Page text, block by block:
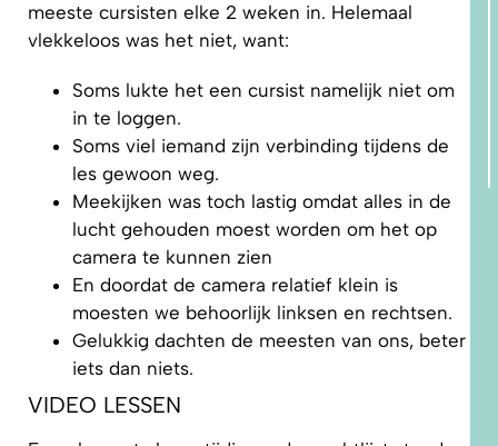
meeste cursisten elke 2 weken in. Helemaal
vlekkeloos was het niet, want:
Soms lukte het een cursist namelijk niet om
in te loggen.
Soms viel iemand zijn verbinding tijdens de
les gewoon weg.
Meekijken was toch lastig omdat alles in de
lucht gehouden moest worden om het op
camera te kunnen zien
En doordat de camera relatief klein is
moesten we behoorlijk linksen en rechtsen.
Gelukkig dachten de meesten van ons, beter
iets dan niets.
VIDEO LESSEN